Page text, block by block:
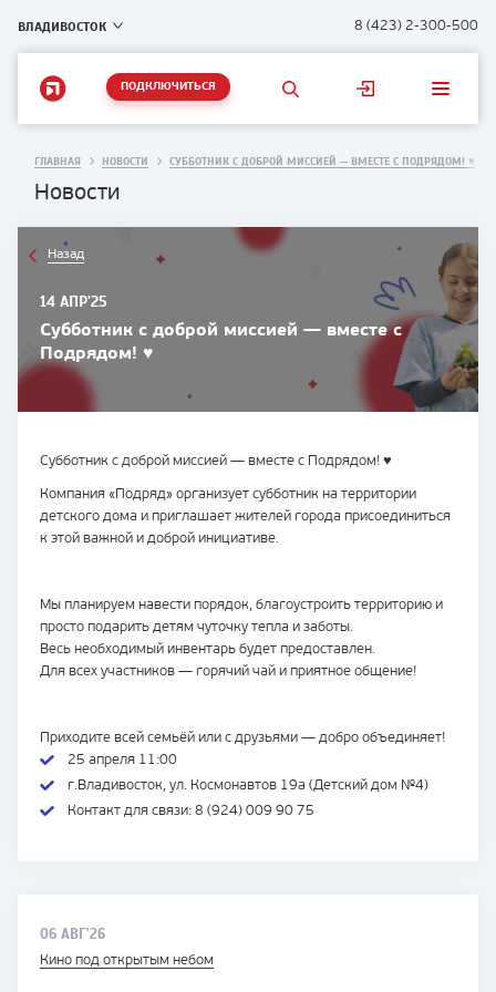
ВЛАДИВОСТОК 8 (423) 2-300-500
ПОДКЛЮЧИТЬСЯ
ГЛАВНАЯ НОВОСТИ СУББОТНИК С ДОБРОЙ МИССИЕЙ — ВМЕСТЕ С ПОДРЯДОМ! ♥
Новости
Назад
14 АПР'25
Субботник с доброй миссией — вместе с
Подрядом! ♥
Субботник с доброй миссией — вместе с Подрядом! ♥
Компания «Подряд» организует субботник на территории
детского дома и приглашает жителей города присоединиться
к этой важной и доброй инициативе.
Мы планируем навести порядок, благоустроить территорию и
просто подарить детям чуточку тепла и заботы.
Весь необходимый инвентарь будет предоставлен.
Для всех участников — горячий чай и приятное общение!
Приходите всей семьёй или с друзьями — добро объединяет!
25 апреля 11:00
г.Владивосток, ул. Космонавтов 19а (Детский дом №4)
Контакт для связи: 8 (924) 009 90 75
06 АВГ'26
Кино под открытым небом